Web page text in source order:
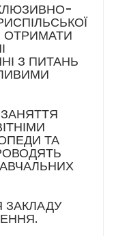
ОТРИМАТИ
З ПИТАНЬ
ТА
ЗАКЛАДУ